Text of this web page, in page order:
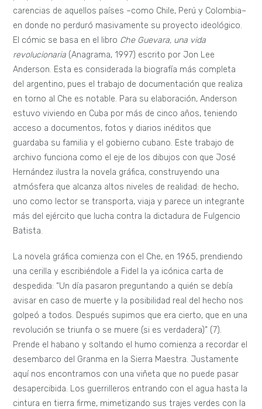
carencias de aquellos países –como Chile, Perú y Colombia–
en donde no perduró masivamente su proyecto ideológico.
El cómic se basa en el libro Che Guevara, una vida
revolucionaria (Anagrama, 1997) escrito por Jon Lee
Anderson. Esta es considerada la biografía más completa
del argentino, pues el trabajo de documentación que realiza
en torno al Che es notable. Para su elaboración, Anderson
estuvo viviendo en Cuba por más de cinco años, teniendo
acceso a documentos, fotos y diarios inéditos que
guardaba su familia y el gobierno cubano. Este trabajo de
archivo funciona como el eje de los dibujos con que José
Hernández ilustra la novela gráfica, construyendo una
atmósfera que alcanza altos niveles de realidad: de hecho,
uno como lector se transporta, viaja y parece un integrante
más del ejército que lucha contra la dictadura de Fulgencio
Batista.
La novela gráfica comienza con el Che, en 1965, prendiendo
una cerilla y escribiéndole a Fidel la ya icónica carta de
despedida: “Un día pasaron preguntando a quién se debía
avisar en caso de muerte y la posibilidad real del hecho nos
golpeó a todos. Después supimos que era cierto, que en una
revolución se triunfa o se muere (si es verdadera)” (7).
Prende el habano y soltando el humo comienza a recordar el
desembarco del Granma en la Sierra Maestra. Justamente
aquí nos encontramos con una viñeta que no puede pasar
desapercibida. Los guerrilleros entrando con el agua hasta la
cintura en tierra firme, mimetizando sus trajes verdes con la